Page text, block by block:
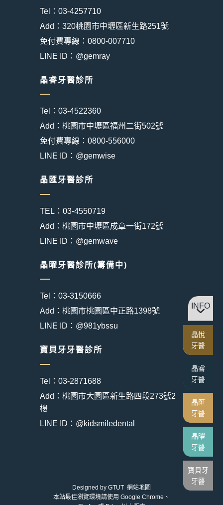
Tel：03-4257710
Add：320桃園市中壢區新生路251號
免付費專線：0800-007710
LINE ID：@gemray
晶睿牙醫診所
Tel：03-4522360
Add：桃園市中壢區福州二街502號
免付費專線：0800-556000
LINE ID：@gemwise
晶匯牙醫診所
TEL：03-4550719
Add：桃園市中壢區成章一街172號
LINE ID：@gemwave
晶曜牙醫診所(籌備中)
Tel：03-3150666
Add：桃園市桃園區中正路1398號
LINE ID：@981ybssu
寶貝牙牙醫診所
Tel：03-2871688
Add：桃園市大園區新生路四段273號2
樓
LINE ID：@kidsmiledental
Designed by GTUT 網站地圖
本站最佳瀏覽環境請使用 Google Chrome、
INFO
晶悅
牙醫
晶睿
牙醫
晶匯
牙醫
晶曜
牙醫
寶貝牙
牙醫